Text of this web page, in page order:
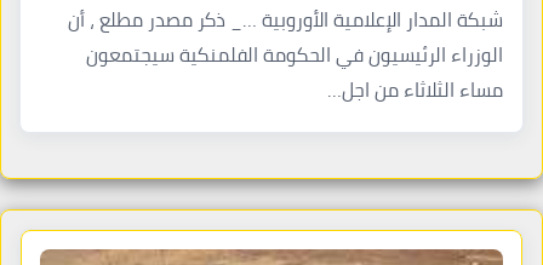
شبكة المدار الإعلامية الأوروبية …_ ذكر مصدر مطلع ، أن
الوزراء الرئيسيون في الحكومة الفلمنكية سيجتمعون
مساء الثلاثاء من اجل…